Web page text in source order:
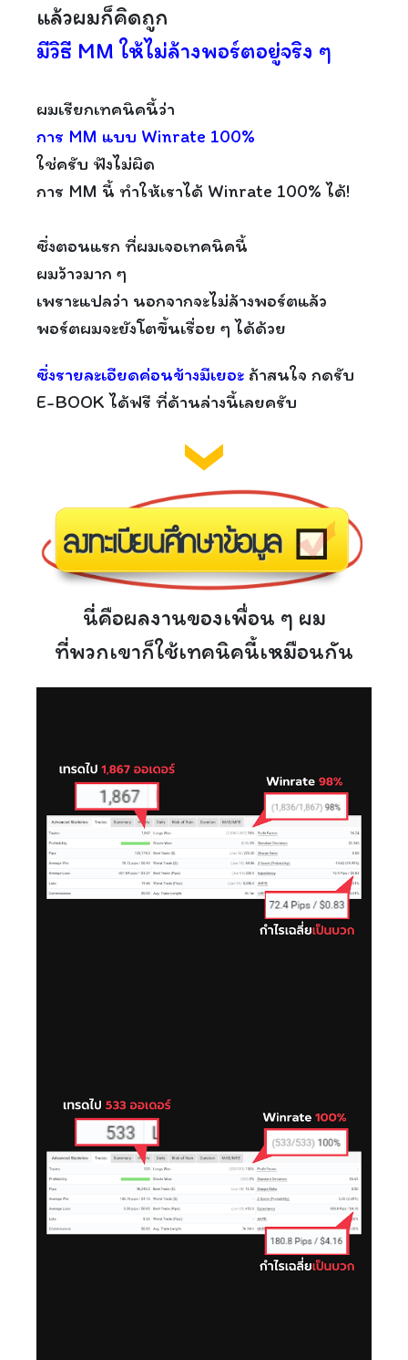
แล้วผมก็คิดถูก
มีวิธี MM ให้ไม่ล้างพอร์ตอยู่จริง ๆ
ผมเรียกเทคนิคนี้ว่า
การ MM แบบ Winrate 100%
ใช่ครับ ฟังไม่ผิด
การ MM นี้ ทำให้เราได้ Winrate 100% ได้!
ซึ่งตอนแรก ที่ผมเจอเทคนิคนี้
ผมว้าวมาก ๆ
เพราะแปลว่า นอกจากจะไม่ล้างพอร์ตแล้ว
พอร์ตผมจะยังโตขึ้นเรื่อย ๆ ได้ด้วย
ซึ่งรายละเอียดค่อนข้างมีเยอะ ถ้าสนใจ กดรับ
E-BOOK ได้ฟรี ที่ด้านล่างนี้เลยครับ
นี่คือผลงานของเพื่อน ๆ ผม
ที่พวกเขาก็ใช้เทคนิคนี้เหมือนกัน